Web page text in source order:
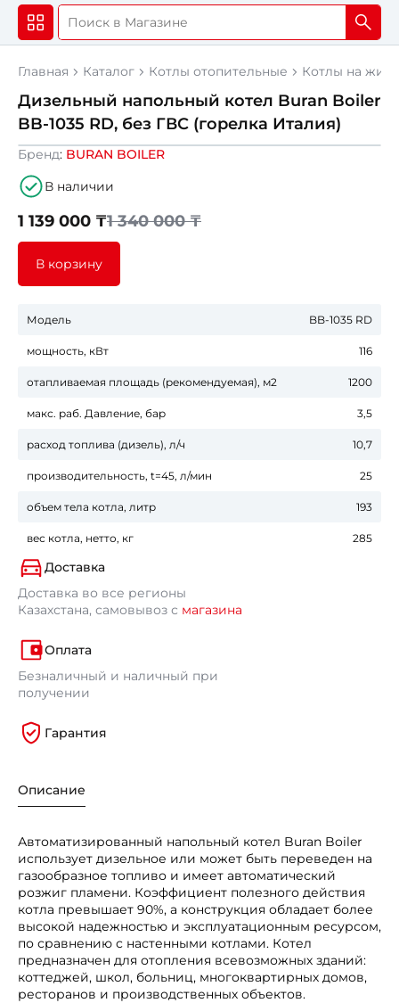
Главная Каталог Котлы отопительные Котлы на
Дизельный напольный котел Buran Boiler
BB-1035 RD, без ГВС (горелка Италия)
Бренд: BURAN BOILER
В наличии
1 139 000 ₸1 340 000 ₸
В корзину
Модель BB-1035 RD
мощность, кВт 116
отапливаемая площадь (рекомендуемая), м2 1200
макс. раб. Давление, бар 3,5
расход топлива (дизель), л/ч 10,7
производительность, t=45, л/мин 25
объем тела котла, литр 193
вес котла, нетто, кг 285
Доставка
Доставка во все регионы
Казахстана, самовывоз с магазина
Оплата
Безналичный и наличный при
получении
Гарантия
Описание
Автоматизированный напольный котел Buran Boiler
использует дизельное или может быть переведен на
газообразное топливо и имеет автоматический
розжиг пламени. Коэффициент полезного действия
котла превышает 90%, а конструкция обладает более
высокой надежностью и эксплуатационным ресурсом,
по сравнению с настенными котлами. Котел
предназначен для отопления всевозможных зданий:
коттеджей, школ, больниц, многоквартирных домов,
ресторанов и производственных объектов.